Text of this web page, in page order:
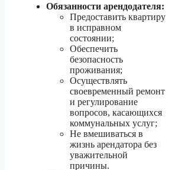
Обязанности арендодателя:
Предоставить квартиру
в исправном
состоянии;
Обеспечить
безопасность
проживания;
Осуществлять
своевременный ремонт
и регулирование
вопросов, касающихся
коммунальных услуг;
Не вмешиваться в
жизнь арендатора без
уважительной
причины.